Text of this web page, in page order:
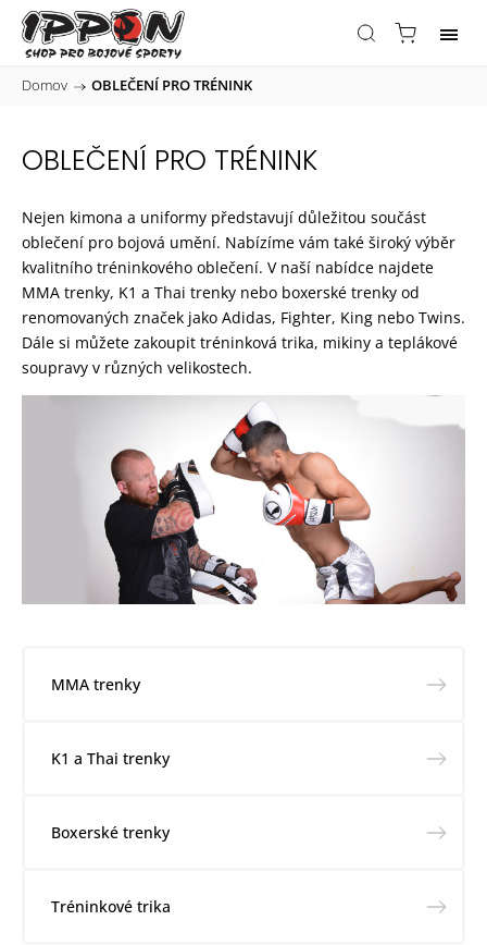
Domov / OBLEČENÍ PRO TRÉNINK
OBLEČENÍ PRO TRÉNINK
Nejen kimona a uniformy představují důležitou součást
oblečení pro bojová umění. Nabízíme vám také široký výběr
kvalitního tréninkového oblečení. V naší nabídce najdete
MMA trenky, K1 a Thai trenky nebo boxerské trenky od
renomovaných značek jako Adidas, Fighter, King nebo Twins.
Dále si můžete zakoupit tréninková trika, mikiny a teplákové
soupravy v různých velikostech.
MMA trenky
K1 a Thai trenky
Boxerské trenky
Tréninkové trika